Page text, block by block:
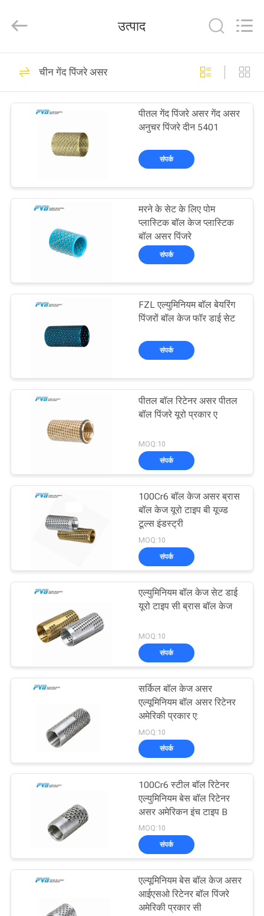
उत्पाद
शो
गुणवत्ता
नियंत्रण
संपर्क
समाचार
मामले
PRIVACY
POLICY
Bearing
Co.,Ltd.
Reserved.
ठोस कांस्य असर
10
ग्रेफाइट कांस्य असर
10
लिपटे कांस्य असर
10
PTFE पंक्तिबद्ध झाड़ी
पोम बुशिंग
8
बाईमेटल बुशिंग
11
ग्रेफाइट प्लग्ड ब्रॉन्ज
वियर प्लेट
उत्पाद
चीन गेंद पिंजरे असर
पीतल गेंद पिंजरे असर गेंद असर
अनुचर पिंजरे दीन 5401
संपर्क
मरने के सेट के लिए पोम
प्लास्टिक बॉल केज प्लास्टिक
बॉल असर पिंजरे
संपर्क
FZL एल्युमिनियम बॉल बेयरिंग
पिंजरों बॉल केज फॉर डाई सेट
संपर्क
पीतल बॉल रिटेनर असर पीतल
बॉल पिंजरे यूरो प्रकार ए
MOQ:10
संपर्क
100Cr6 बॉल केज असर ब्रास
बॉल केज यूरो टाइप बी यूज्ड
टूल्स इंडस्ट्री
MOQ:10
संपर्क
एल्युमिनियम बॉल केज सेट डाई
यूरो टाइप सी ब्रास बॉल केज
MOQ:10
संपर्क
सर्किल बॉल केज असर
एल्यूमिनियम बॉल असर रिटेनर
अमेरिकी प्रकार ए:
MOQ:10
संपर्क
100Cr6 स्टील बॉल रिटेनर
एल्युमिनियम बेस बॉल रिटेनर
असर अमेरिकन इंच टाइप B
MOQ:10
संपर्क
एल्यूमिनियम बेस बॉल केज असर
आईएसओ रिटेनर बॉल पिंजरे
अमेरिकी प्रकार सी